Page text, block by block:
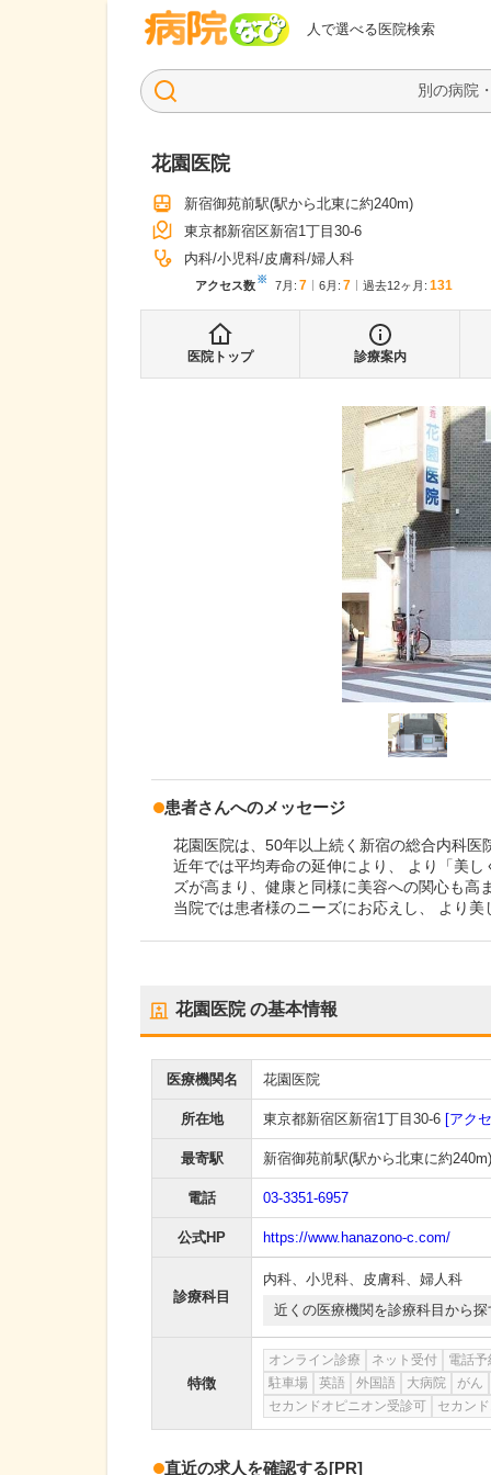
人で選べる医院検索
病院なび
花園医院
新宿御苑前駅(駅から北東に約240m)
東京都新宿区新宿1丁目30-6
内科 小児科 皮膚科 婦人科
アクセス数※ 7月 : 7 6月 : 7 過去12ヶ月: 131
医院トップ 診療案内
患者さんへのメッセージ
花園医院は、50年以上続く新宿の総合内科医
近年では平均寿命の延伸により、 より「美
ズが高まり、健康と同様に美容への関心も高
当院では患者様のニーズにお応えし、 より
花園医院の基本情報
医療機関名 花園医院
所在地 東京都新宿区新宿1丁目30-6 [アク
最寄駅 新宿御苑前駅(駅から北東に約240m)
電話 03-3351-6957
公式HP https://www.hanazono-c.com/
診療科目
内科、 小児科、 皮膚科、 婦人科
近くの医療機関を診療科目から探
特徴
オンライン診療 ネット受付
電話予
駐車場
英語 外国語 大病院
がん
セカンドオピニオン受診可
セカン
直近の求人を確認する[PR]